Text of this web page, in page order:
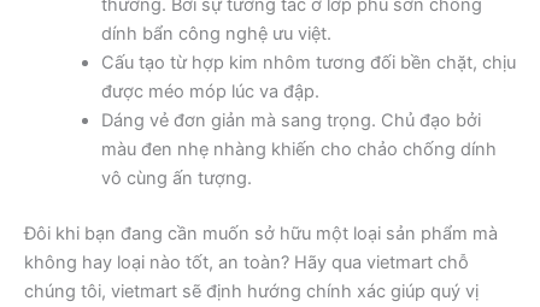
thường. Bởi sự tương tác ở lớp phủ sơn chống
dính bẩn công nghệ ưu việt.
Cấu tạo từ hợp kim nhôm tương đối bền chặt, chịu
được méo móp lúc va đập.
Dáng vẻ đơn giản mà sang trọng. Chủ đạo bởi
màu đen nhẹ nhàng khiến cho chảo chống dính
vô cùng ấn tượng.
Đôi khi bạn đang cần muốn sở hữu một loại sản phẩm mà
không hay loại nào tốt, an toàn? Hãy qua vietmart chỗ
chúng tôi, vietmart sẽ định hướng chính xác giúp quý vị